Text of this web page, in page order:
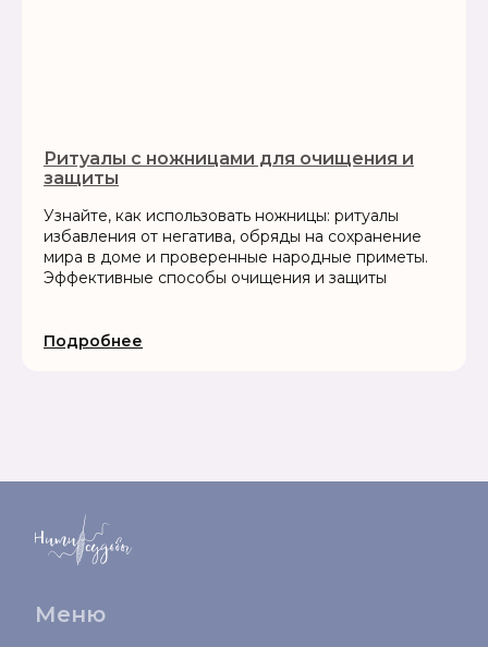
Ритуалы с ножницами для очищения и
защиты
Узнайте, как использовать ножницы: ритуалы
избавления от негатива, обряды на сохранение
мира в доме и проверенные народные приметы.
Эффективные способы очищения и защиты
Подробнее
Меню